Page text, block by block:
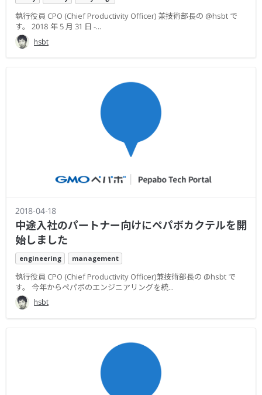
執行役員 CPO (Chief Productivity Officer) 兼技術部長の @hsbt で
す。 2018 年 5 月 31 日 -...
hsbt
2018-04-18
中途入社のパートナー向けにペパボカクテルを開
始しました
engineering management
執行役員 CPO (Chief Productivity Officer)兼技術部長の @hsbt で
す。 今年からペパボのエンジニアリングを統...
hsbt